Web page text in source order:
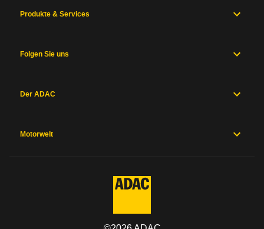
Produkte & Services
Folgen Sie uns
Der ADAC
Motorwelt